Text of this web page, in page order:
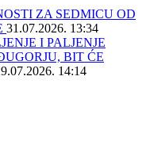
ZA SEDMICU OD
31.07.2026. 13:34
I PALJENJE
BIT ĆE
14:14